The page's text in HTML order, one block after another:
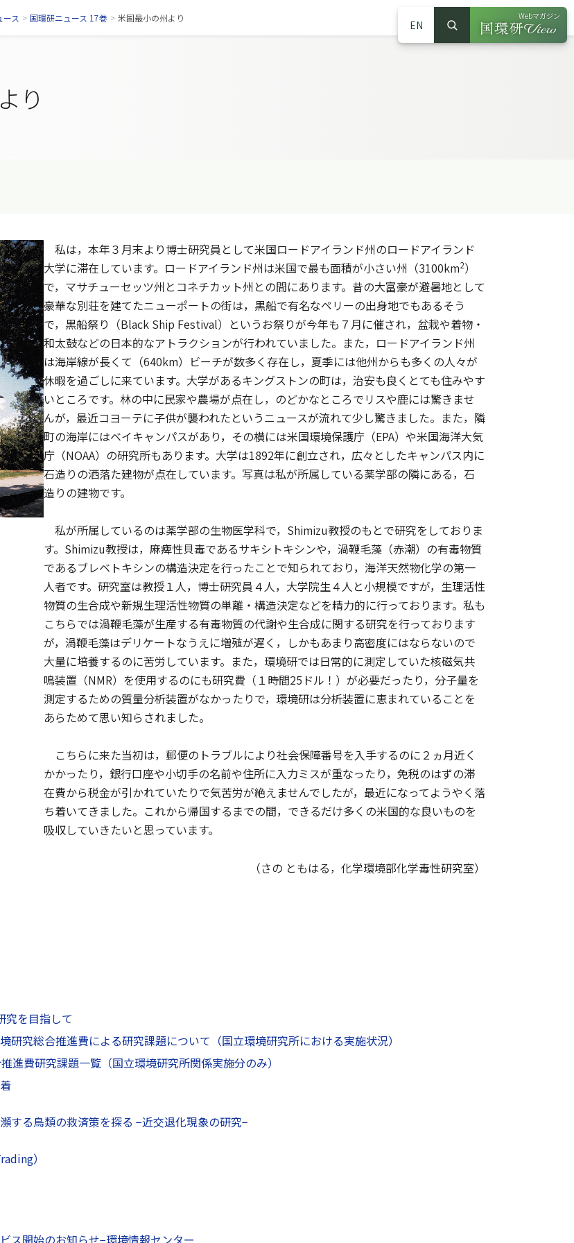
EN
サイト内検索
検索
Webマガジン
（別ウインドウ
ス > 国環研ニュース 17巻 > 米国最小の州より
り
私は，本年３月末より博士研究員として米国ロードアイランド州のロードアイランド
大学に滞在しています。ロードアイランド州は米国で最も面積が小さい州（3100km2）
で，マサチューセッツ州とコネチカット州との間にあります。昔の大富豪が避暑地として
豪華な別荘を建てたニューポートの街は，黒船で有名なペリーの出身地でもあるそう
で，黒船祭り（Black Ship Festival）というお祭りが今年も７月に催され，盆栽や着物・
和太鼓などの日本的なアトラクションが行われていました。また，ロードアイランド州
は海岸線が長くて（640km）ビーチが数多く存在し，夏季には他州からも多くの人々が
休暇を過ごしに来ています。大学があるキングストンの町は，治安も良くとても住みやす
いところです。林の中に民家や農場が点在し，のどかなところでリスや鹿には驚きませ
んが，最近コヨーテに子供が襲われたというニュースが流れて少し驚きました。また，隣
町の海岸にはベイキャンパスがあり，その横には米国環境保護庁（EPA）や米国海洋大気
庁（NOAA）の研究所もあります。大学は1892年に創立され，広々としたキャンパス内に
石造りの洒落た建物が点在しています。写真は私が所属している薬学部の隣にある，石
造りの建物です。
私が所属しているのは薬学部の生物医学科で，Shimizu教授のもとで研究をしておりま
す。Shimizu教授は，麻痺性貝毒であるサキシトキシンや，渦鞭毛藻（赤潮）の有毒物質
であるブレベトキシンの構造決定を行ったことで知られており，海洋天然物化学の第一
人者です。研究室は教授１人，博士研究員４人，大学院生４人と小規模ですが，生理活性
物質の生合成や新規生理活性物質の単離・構造決定などを精力的に行っております。私も
こちらでは渦鞭毛藻が生産する有毒物質の代謝や生合成に関する研究を行っております
が，渦鞭毛藻はデリケートなうえに増殖が遅く，しかもあまり高密度にはならないので
大量に培養するのに苦労しています。また，環境研では日常的に測定していた核磁気共
鳴装置（NMR）を使用するのにも研究費（１時間25ドル！）が必要だったり，分子量を
測定するための質量分析装置がなかったりで，環境研は分析装置に恵まれていることを
あらためて思い知らされました。
こちらに来た当初は，郵便のトラブルにより社会保障番号を入手するのに２ヵ月近く
かかったり，銀行口座や小切手の名前や住所に入力ミスが重なったり，免税のはずの滞
在費から税金が引かれていたりで気苦労が絶えませんでしたが，最近になってようやく落
ち着いてきました。これから帰国するまでの間，できるだけ多くの米国的な良いものを
吸収していきたいと思っています。
（さの ともはる，化学環境部化学毒性研究室）
究を目指して
研究総合推進費による研究課題について（国立環境研究所における実施状況）
進費研究課題一覧（国立環境研究所関係実施分のみ）
する鳥類の救済策を探る −近交退化現象の研究−
）